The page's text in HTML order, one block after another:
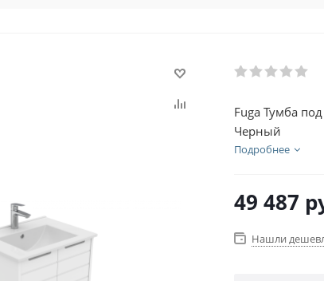
Fuga Тумба
Черный
Подробнее
49 487
Нашли